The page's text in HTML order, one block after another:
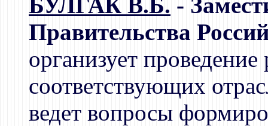
Правительства
организует
соответствующих
ведет вопросы